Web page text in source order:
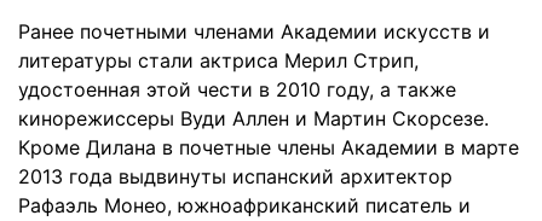
Ранее почетными членами Академии искусств и
литературы стали актриса Мерил Стрип,
удостоенная этой чести в 2010 году, а также
кинорежиссеры Вуди Аллен и Мартин Скорсезе.
Кроме Дилана в почетные члены Академии в марте
2013 года выдвинуты испанский архитектор
Рафаэль Монео, южноафриканский писатель и